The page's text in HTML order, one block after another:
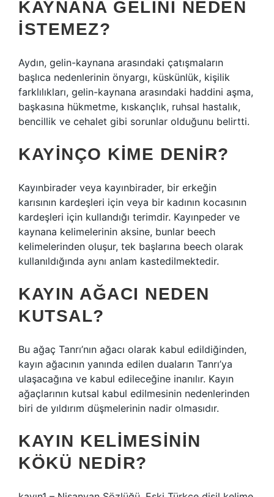
KAYNANA GELINI NEDEN
ISTEMEZ?
Aydın, gelin-kaynana arasındaki çatışmaların
başlıca nedenlerinin önyargı, küskünlük, kişilik
farklılıkları, gelin-kaynana arasındaki haddini aşma,
başkasına hükmetme, kıskançlık, ruhsal hastalık,
bencillik ve cehalet gibi sorunlar olduğunu belirtti.
KAYINÇO KIME DENIR?
Kayınbirader veya kayınbirader, bir erkeğin
karısının kardeşleri için veya bir kadının kocasının
kardeşleri için kullandığı terimdir. Kayınpeder ve
kaynana kelimelerinin aksine, bunlar beech
kelimelerinden oluşur, tek başlarına beech olarak
kullanıldığında aynı anlam kastedilmektedir.
KAYIN AĞACI NEDEN
KUTSAL?
Bu ağaç Tanrı’nın ağacı olarak kabul edildiğinden,
kayın ağacının yanında edilen duaların Tanrı’ya
ulaşacağına ve kabul edileceğine inanılır. Kayın
ağaçlarının kutsal kabul edilmesinin nedenlerinden
biri de yıldırım düşmelerinin nadir olmasıdır.
KAYIN KELIMESININ
KÖKÜ NEDIR?